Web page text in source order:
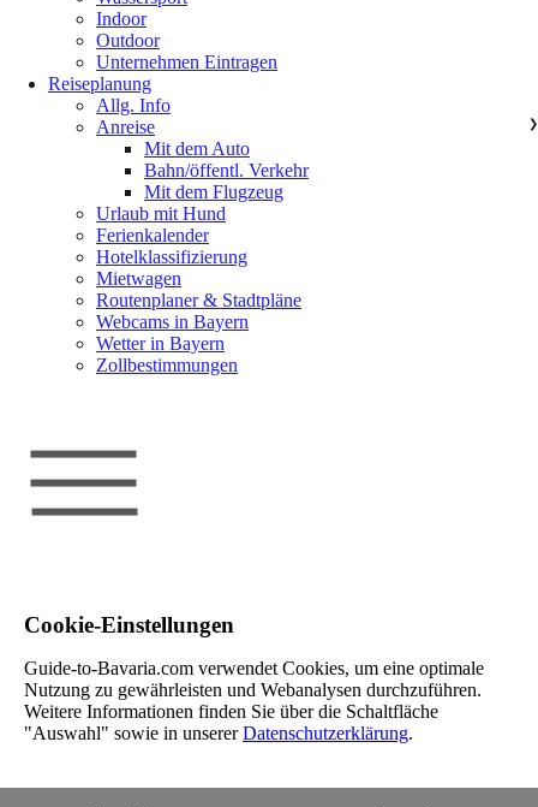
Indoor
Outdoor
Unternehmen Eintragen
Reiseplanung
Allg. Info
Anreise
❯
Mit dem Auto
Bahn/öffentl. Verkehr
Mit dem Flugzeug
Urlaub mit Hund
Ferienkalender
Hotelklassifizierung
Mietwagen
Routenplaner & Stadtpläne
Webcams in Bayern
Wetter in Bayern
Zollbestimmungen
Cookie-Einstellungen
Guide-to-Bavaria.com verwendet Cookies, um eine optimale
Nutzung zu gewährleisten und Webanalysen durchzuführen.
Weitere Informationen finden Sie über die Schaltfläche
"Auswahl" sowie in unsererDatenschutzerklärung.